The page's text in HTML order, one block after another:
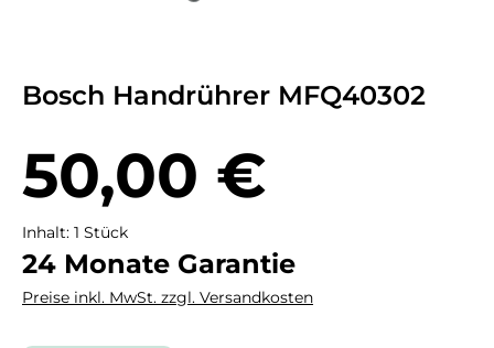
Bosch Handrührer MFQ40302
50,00 €
Inhalt: 1 Stück
24 Monate Garantie
Preise inkl. MwSt. zzgl. Versandkosten